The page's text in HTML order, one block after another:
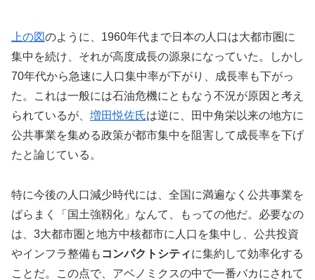
上の図のように、1960年代まで日本の人口は大都市圏に
集中を続け、それが高度成長の源泉になっていた。しかし
70年代から急速に人口集中率が下がり、成長率も下がっ
た。これは一般には石油危機にともなう不況が原因と考え
られているが、 増田悦佐氏は逆に、田中角栄以来の地方に
公共事業を集める政策が都市集中を阻害して成長率を下げ
たと論じている。
特に今後の人口減少時代には、全国に満遍なく公共事業を
ばらまく「国土強靱化」なんて、もっての他だ。必要なの
は、3大都市圏と地方中核都市に人口を集中し、公共投資
やインフラ整備も コンパクトシティに集約して効率化する
ことだ。この点で、アベノミクスの中で一番バカにされて